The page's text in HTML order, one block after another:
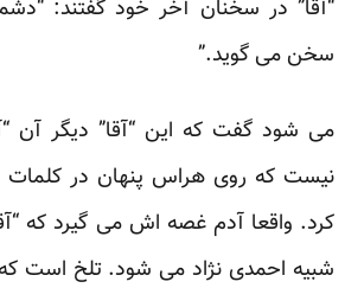
“آقا” در سخنان آخر خود گفتند:
سخن می گوید.”
می شود گفت که این “آقا” دیگر آن
نیست که روی هراس پنهان در کلمات
کرد. واقعا آدم غصه اش می گیرد که
شبیه احمدی نژاد می شود. تلخ است